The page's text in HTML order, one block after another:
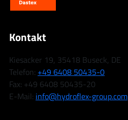
Kontakt
Kiesacker 19, 35418 Buseck, DE
Telefon: +49 6408 50435-0
Fax: +49 6408 50435-20
E-Mail: info@hydroflex-group.com